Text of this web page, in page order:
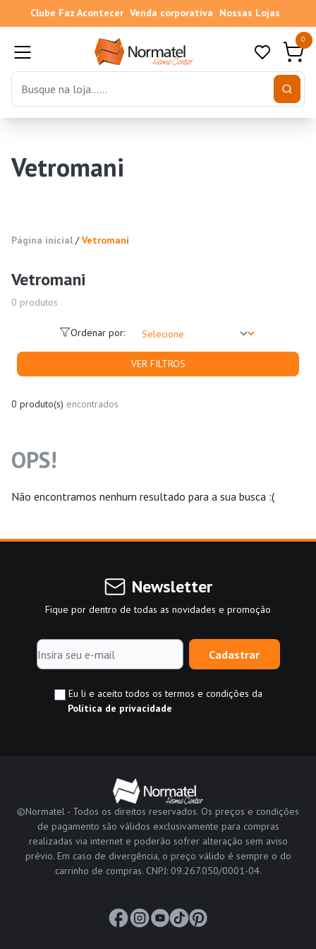
Clube Faz Acontecer Venda corporativa Nossas Lojas
0
Vetromani
Página inicial /Vetromani
Vetromani
0 produtos
VER FILTROS
Ordenar por:
0 produto(s) encontrados
OPS!
Não encontramos nenhum resultado para a sua busca :(
Newsletter
Fique por dentro de todas as novidades e promoção
Cadastrar
Eu li e aceito todos os termos e condições da
Política de privacidade
©Normatel - Todos os direitos reservados. Os preços e condições
de pagamento são válidos exclusivamente para compras
realizadas via internet e poderão sofrer alteração sem aviso
prévio. Em caso de divergência, o preço válido é sempre o do
carrinho de compras. CNPJ: 09.267.050/0001-04.